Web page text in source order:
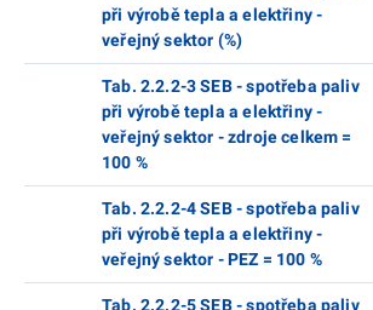
při výrobě tepla a elektřiny -
veřejný sektor (%)
Tab. 2.2.2-3 SEB - spotřeba paliv
při výrobě tepla a elektřiny -
veřejný sektor - zdroje celkem =
100 %
Tab. 2.2.2-4 SEB - spotřeba paliv
při výrobě tepla a elektřiny -
veřejný sektor - PEZ = 100 %
Tab. 2.2.2-5 SEB - spotřeba paliv